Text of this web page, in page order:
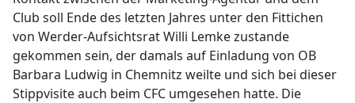
Club soll Ende des letzten Jahres unter den Fittichen
von Werder-Aufsichtsrat Willi Lemke zustande
gekommen sein, der damals auf Einladung von OB
Barbara Ludwig in Chemnitz weilte und sich bei dieser
Stippvisite auch beim CFC umgesehen hatte. Die